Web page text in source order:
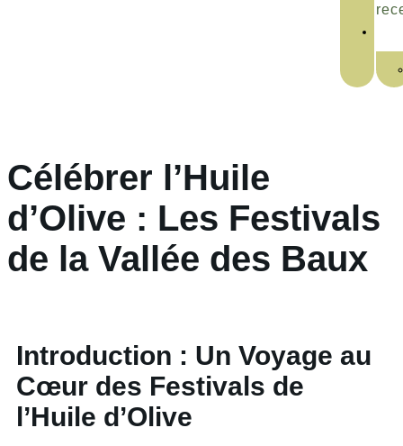
Célébrer l’Huile
d’Olive : Les Festivals
de la Vallée des Baux
Introduction : Un Voyage au
Cœur des Festivals de
l’Huile d’Olive